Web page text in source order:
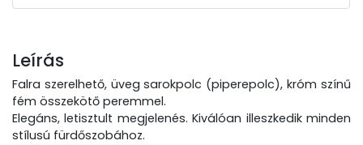
Leírás
Falra szerelhető, üveg sarokpolc (piperepolc), króm színű
fém összekötő peremmel.
Elegáns, letisztult megjelenés. Kiválóan illeszkedik minden
stílusú fürdőszobához.